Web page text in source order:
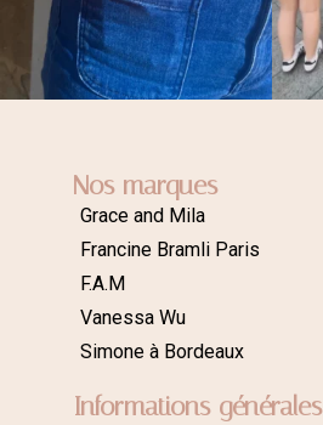
Nos marques
Grace and Mila
Francine Bramli Paris
F.A.M
Vanessa Wu
Simone à Bordeaux
Informations générales